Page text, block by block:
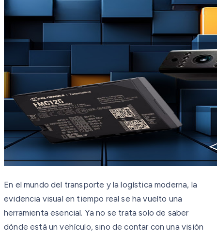
En el mundo del transporte y la logística moderna, la
evidencia visual en tiempo real se ha vuelto una
herramienta esencial. Ya no se trata solo de saber
dónde está un vehículo, sino de contar con una visión